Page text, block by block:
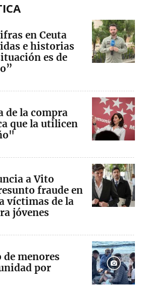
en Ceuta
e historias
es de
de la compra
que la utilicen
a Vito
fraude en
víctimas de la
jóvenes
de menores
por